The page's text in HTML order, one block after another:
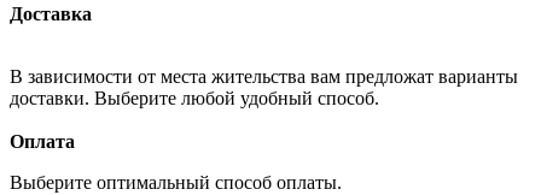
Доставка
В зависимости от места жительства вам предложат варианты
доставки. Выберите любой удобный способ.
Оплата
Выберите оптимальный способ оплаты.